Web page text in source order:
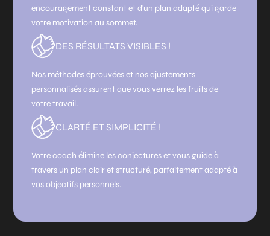
encouragement constant et d'un plan adapté qui garde
votre motivation au sommet.
DES RÉSULTATS VISIBLES !
Nos méthodes éprouvées et nos ajustements
personnalisés assurent que vous verrez les fruits de
votre travail.
CLARTÉ ET SIMPLICITÉ !
Votre coach élimine les conjectures et vous guide à
travers un plan clair et structuré, parfaitement adapté à
vos objectifs personnels.